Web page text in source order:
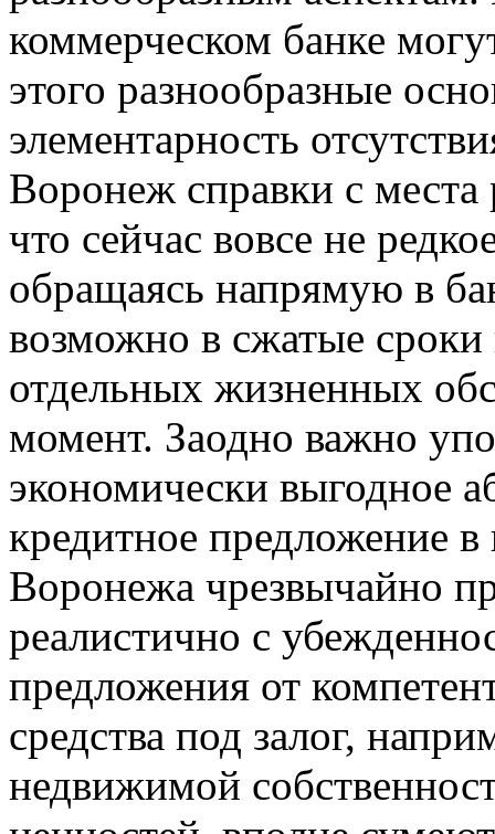
коммерческом банке
этого разнообразные
элементарность
Воронеж справки с
что сейчас вовсе не
обращаясь напрямую в
возможно в сжатые сроки
отдельных жизненных
момент. Заодно важно
экономически выгодное
кредитное предложение
Воронежа чрезвычайно
реалистично с
предложения от
средства под залог,
недвижимой